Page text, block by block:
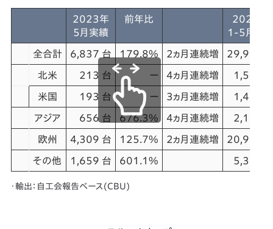
2023年
5月実績
前年比
2023年
1-5月累
全合計 6,837 台 179.8% 2ヵ月連続増 29,968
北米 213 台 ー 4ヵ月連続増 1,514
米国 193 台 ー 3ヵ月連続増 1,427
アジア 656 台 676.3% 4ヵ月連続増 2,137
欧州 4,309 台 125.7% 2ヵ月連続増 20,927
その他 1,659 台 601.1% 5,390
・輸出：自工会報告ベース(CBU)